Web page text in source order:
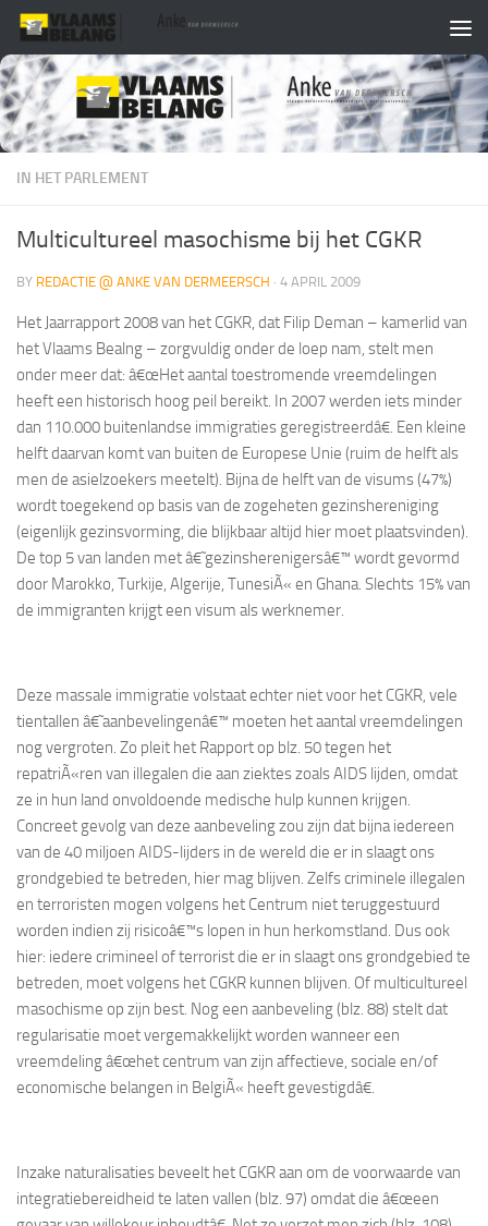
Skip to content
IN HET PARLEMENT
Multicultureel masochisme bij het CGKR
BY REDACTIE @ ANKE VAN DERMEERSCH · 4 APRIL 2009
Het Jaarrapport 2008 van het CGKR, dat Filip Deman – kamerlid van
het Vlaams Bealng – zorgvuldig onder de loep nam, stelt men
onder meer dat: â€œHet aantal toestromende vreemdelingen
heeft een historisch hoog peil bereikt. In 2007 werden iets minder
dan 110.000 buitenlandse immigraties geregistreerdâ€. Een kleine
helft daarvan komt van buiten de Europese Unie (ruim de helft als
men de asielzoekers meetelt). Bijna de helft van de visums (47%)
wordt toegekend op basis van de zogeheten gezinshereniging
(eigenlijk gezinsvorming, die blijkbaar altijd hier moet plaatsvinden).
De top 5 van landen met â€˜gezinsherenigersâ€™ wordt gevormd
door Marokko, Turkije, Algerije, TunesiÃ« en Ghana. Slechts 15% van
de immigranten krijgt een visum als werknemer.
Deze massale immigratie volstaat echter niet voor het CGKR, vele
tientallen â€˜aanbevelingenâ€™ moeten het aantal vreemdelingen
nog vergroten. Zo pleit het Rapport op blz. 50 tegen het
repatriÃ«ren van illegalen die aan ziektes zoals AIDS lijden, omdat
ze in hun land onvoldoende medische hulp kunnen krijgen.
Concreet gevolg van deze aanbeveling zou zijn dat bijna iedereen
van de 40 miljoen AIDS-lijders in de wereld die er in slaagt ons
grondgebied te betreden, hier mag blijven. Zelfs criminele illegalen
en terroristen mogen volgens het Centrum niet teruggestuurd
worden indien zij risicoâ€™s lopen in hun herkomstland. Dus ook
hier: iedere crimineel of terrorist die er in slaagt ons grondgebied te
betreden, moet volgens het CGKR kunnen blijven. Of multicultureel
masochisme op zijn best. Nog een aanbeveling (blz. 88) stelt dat
regularisatie moet vergemakkelijkt worden wanneer een
vreemdeling â€œhet centrum van zijn affectieve, sociale en/of
economische belangen in BelgiÃ« heeft gevestigdâ€.
Inzake naturalisaties beveelt het CGKR aan om de voorwaarde van
integratiebereidheid te laten vallen (blz. 97) omdat die â€œeen